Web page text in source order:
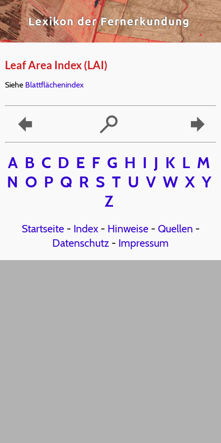
Leaf Area Index (LAI)
Siehe Blattflächenindex
A B C D E F G H I J K L M
N O P Q R S T U V W X Y
Z
Startseite- Index- Hinweise- Quellen -
Datenschutz - Impressum